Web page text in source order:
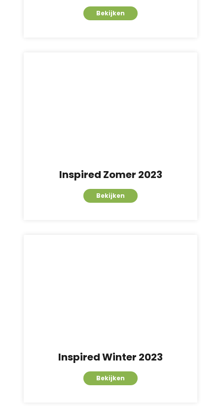
Bekijken
Inspired Zomer 2023
Bekijken
Inspired Winter 2023
Bekijken